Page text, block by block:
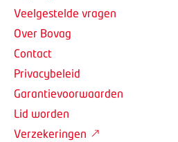
Veelgestelde vragen
Over Bovag
Contact
Privacybeleid
Garantievoorwaarden
Lid worden
Verzekeringen